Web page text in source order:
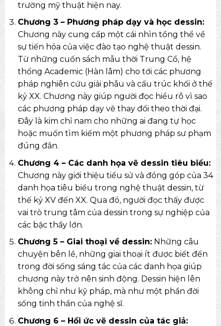
trường mỹ thuật hiện nay.
Chương 3 – Phương pháp dạy và học dessin:
Chương này cung cấp một cái nhìn tổng thể về
sự tiến hóa của việc đào tạo nghệ thuật dessin.
Từ những cuốn sách mẫu thời Trung Cổ, hệ
thống Academic (Hàn lâm) cho tới các phương
pháp nghiên cứu giải phẫu và cấu trúc khối ở thế
kỷ XX. Chương này giúp người đọc hiểu rõ vì sao
các phương pháp dạy vẽ thay đổi theo thời đại.
Đây là kim chỉ nam cho những ai đang tự học
hoặc muốn tìm kiếm một phương pháp sư phạm
đúng đắn.
Chương 4 – Các danh họa vẽ dessin tiêu biểu:
Chương này giới thiệu tiểu sử và đóng góp của 34
danh họa tiêu biểu trong nghệ thuật dessin, từ
thế kỷ XV đến XX. Qua đó, người đọc thấy được
vai trò trung tâm của dessin trong sự nghiệp của
các bậc thầy lớn.
Chương 5 – Giai thoại về dessin:Những câu
chuyện bên lề, những giai thoại ít được biết đến
trong đời sống sáng tác của các danh họa giúp
chương này trở nên sinh động. Dessin hiện lên
không chỉ như kỹ pháp, mà như một phần đời
sống tinh thần của nghệ sĩ.
Chương 6 – Hồi ức vẽ dessin của tác giả: